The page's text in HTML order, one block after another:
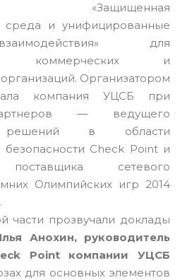
«Защищенная
среда и унифицированные
для
коммерческих и
Организатором
компания УЦСБ при
— ведущего
решений в области
Check Point и
поставщика сетевого
Олимпийских игр 2014
части прозвучали доклады
Анохин, руководитель
Point компании УЦСБ
для основных элементов